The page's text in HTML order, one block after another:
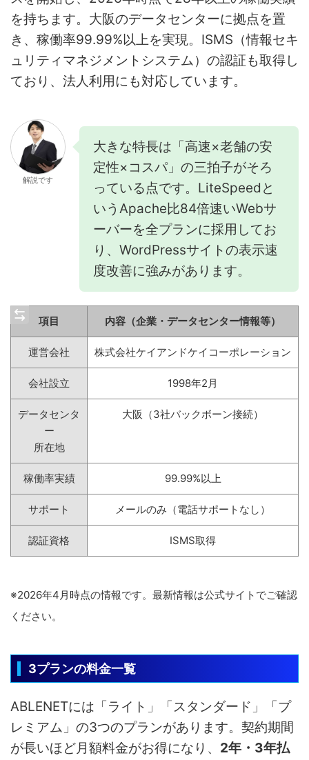
を持ちます。大阪のデータセンターに拠点を置
き、稼働率99.99%以上を実現。ISMS（情報セキ
ュリティマネジメントシステム）の認証も取得し
ており、法人利用にも対応しています。
解説です
大きな特長は「高速×老舗の安
定性×コスパ」の三拍子がそろ
っている点です。LiteSpeedと
いうApache比84倍速いWebサ
ーバーを全プランに採用してお
り、WordPressサイトの表示速
度改善に強みがあります。
項目 内容（企業・データセンター情報等）
運営会社 株式会社ケイアンドケイコーポレーション
会社設立 1998年2月
データセンタ
ー
所在地
大阪（3社バックボーン接続）
稼働率実績 99.99%以上
サポート メールのみ（電話サポートなし）
認証資格 ISMS取得
※2026年4月時点の情報です。最新情報は公式サイトでご確認
ください。
3プランの料金一覧
ABLENETには「ライト」「スタンダード」「プ
レミアム」の3つのプランがあります。契約期間
が長いほど月額料金がお得になり、 2年・3年払